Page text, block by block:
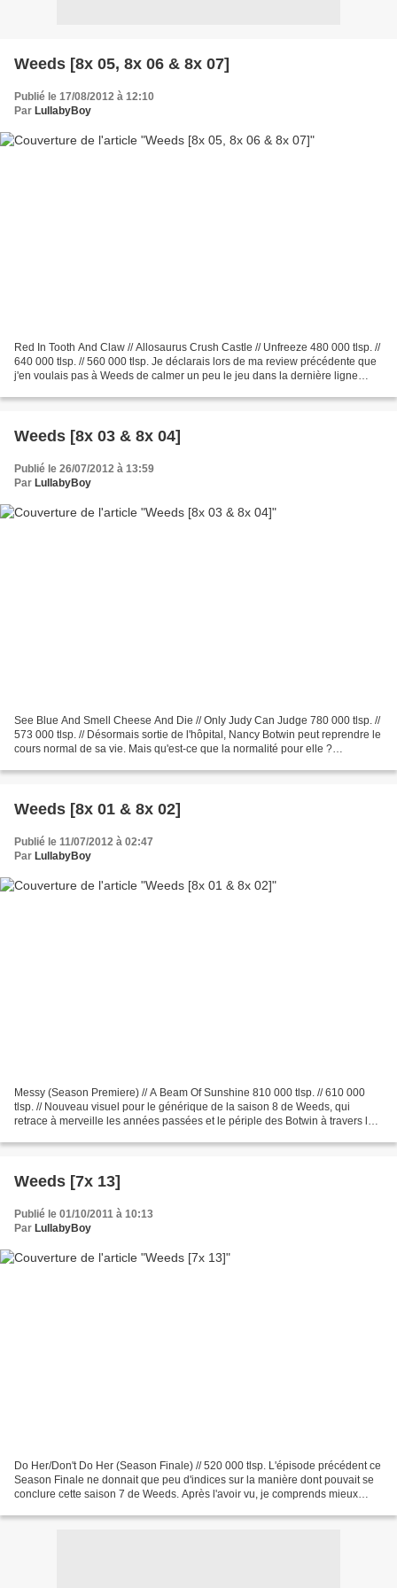
Weeds [8x 05, 8x 06 & 8x 07]
Publié le 17/08/2012 à 12:10
Par LullabyBoy
Red In Tooth And Claw // Allosaurus Crush Castle // Unfreeze 480 000 tlsp. //
640 000 tlsp. // 560 000 tlsp. Je déclarais lors de ma review précédente que
j'en voulais pas à Weeds de calmer un peu le jeu dans la dernière ligne
Weeds [8x 03 & 8x 04]
Publié le 26/07/2012 à 13:59
Par LullabyBoy
See Blue And Smell Cheese And Die // Only Judy Can Judge 780 000 tlsp. //
573 000 tlsp. // Désormais sortie de l'hôpital, Nancy Botwin peut reprendre le
cours normal de sa vie. Mais qu'est-ce que la normalité pour elle ?
Weeds [8x 01 & 8x 02]
Publié le 11/07/2012 à 02:47
Par LullabyBoy
Messy (Season Premiere) // A Beam Of Sunshine 810 000 tlsp. // 610 000
tlsp. // Nouveau visuel pour le générique de la saison 8 de Weeds, qui
retrace à merveille les années passées et le périple des Botwin à travers les
Weeds [7x 13]
Publié le 01/10/2011 à 10:13
Par LullabyBoy
Do Her/Don't Do Her (Season Finale) // 520 000 tlsp. L'épisode précédent ce
Season Finale ne donnait que peu d'indices sur la manière dont pouvait se
conclure cette saison 7 de Weeds. Après l'avoir vu, je comprends mieux